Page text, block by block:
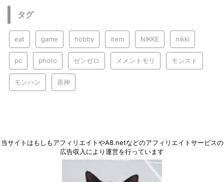
タグ
eat game hobby item NIKKE nikki
pc photo ゼンゼロ メメントモリ モンスト
モンハン 原神
当サイトはもしもアフィリエイトやA8.netなどのアフィリエイトサービスの
広告収入により運営を行っています